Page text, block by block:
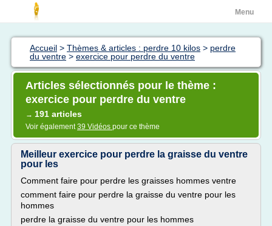
Menu
Accueil > Thèmes & articles : perdre 10 kilos > perdre
du ventre > exercice pour perdre du ventre
Articles sélectionnés pour le thème :
exercice pour perdre du ventre
→ 191 articles
Voir également39 Vidéos pour ce thème
Meilleur exercice pour perdre la graisse du ventre
pour les
Comment faire pour perdre les graisses hommes ventre
comment faire pour perdre la graisse du ventre pour les
hommes
perdre la graisse du ventre pour les hommes